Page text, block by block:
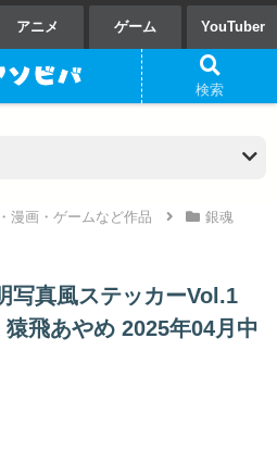
アニメ ゲーム YouTuber
漫画・ゲームなど作品
銀魂
写真風ステッカーVol.1
飛あやめ 2025年04月中
検索